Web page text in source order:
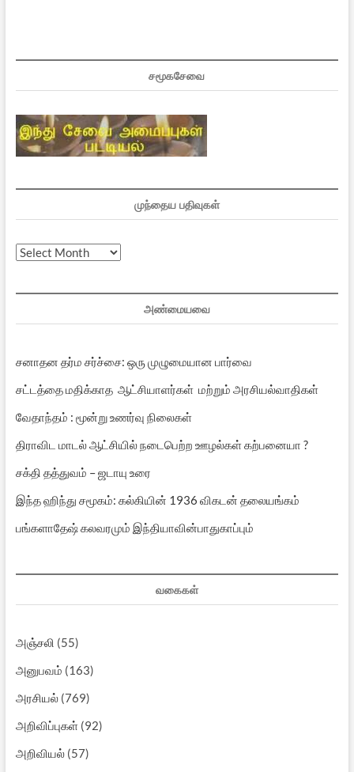
சமூகசேவை
முந்தைய பதிவுகள்
முந்தைய
அண்மையவை
சனாதன தர்ம சர்ச்சை: ஒரு முழுமையான பார்வை
சட்டத்தை மதிக்காத ஆட்சியாளர்கள் மற்றும் அரசியல்வாதிகள்
வேதாந்தம் : மூன்று உணர்வு நிலைகள்
திராவிட மாடல் ஆட்சியில் நடைபெற்ற ஊழல்கள் கற்பனையா ?
சக்தி தத்துவம் – ஜடாயு உரை
இந்த ஹிந்து சமூகம்: கல்கியின் 1936 விகடன் தலையங்கம்
பங்களாதேஷ் கலவரமும் இந்தியாவின்பாதுகாப்பும்
வகைகள்
அஞ்சலி (55)
அனுபவம் (163)
அரசியல்(769)
அறிவிப்புகள்(92)
அறிவியல்(57)